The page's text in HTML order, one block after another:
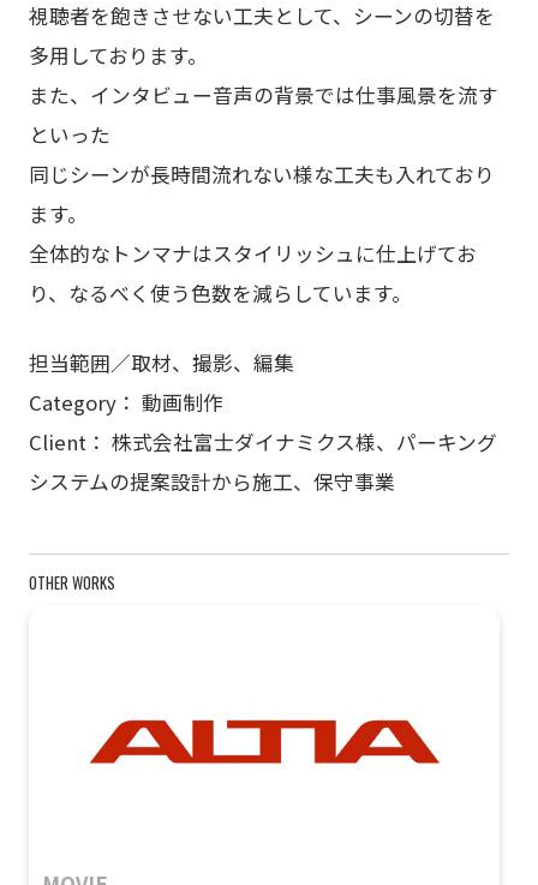
視聴者を飽きさせない工夫として、シーンの切替を
多用しております。
また、インタビュー音声の背景では仕事風景を流す
といった
同じシーンが長時間流れない様な工夫も入れており
ます。
全体的なトンマナはスタイリッシュに仕上げてお
り、なるべく使う色数を減らしています。
担当範囲／取材、撮影、編集
Category： 動画制作
Client： 株式会社富士ダイナミクス様、パーキング
システムの提案設計から施工、保守事業
OTHER WORKS